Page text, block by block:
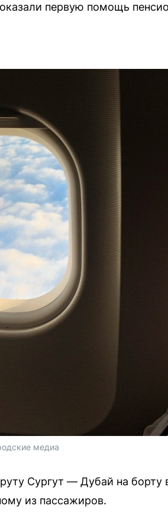
первую помощь
медиа
Сургут — Дубай на борту
из пассажиров.